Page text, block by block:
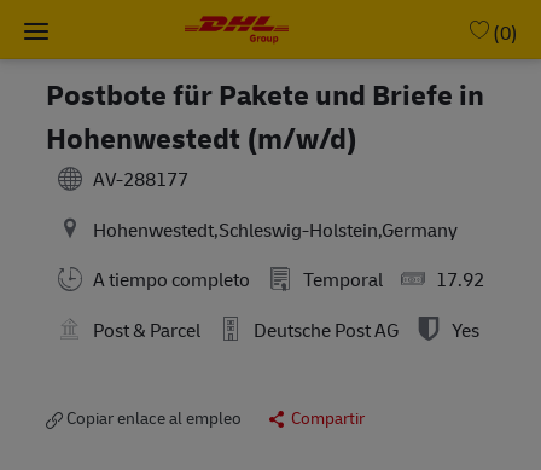
Skip to main content
(0)
Postbote für Pakete und Briefe in
Hohenwestedt (m/w/d)
AV-288177
Hohenwestedt,Schleswig-Holstein,Germany
A tiempo completo
Temporal
17.92
Post & Parcel
Deutsche Post AG Yes
Copiar enlace al empleo Compartir